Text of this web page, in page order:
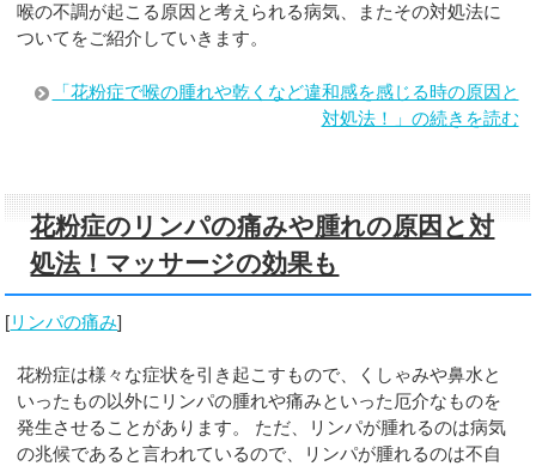
喉の不調が起こる原因と考えられる病気、またその対処法に
ついてをご紹介していきます。
「花粉症で喉の腫れや乾くなど違和感を感じる時の原因と
対処法！」の続きを読む
花粉症のリンパの痛みや腫れの原因と対
処法！マッサージの効果も
[リンパの痛み]
花粉症は様々な症状を引き起こすもので、くしゃみや鼻水と
いったもの以外にリンパの腫れや痛みといった厄介なものを
発生させることがあります。 ただ、リンパが腫れるのは病気
の兆候であると言われているので、リンパが腫れるのは不自